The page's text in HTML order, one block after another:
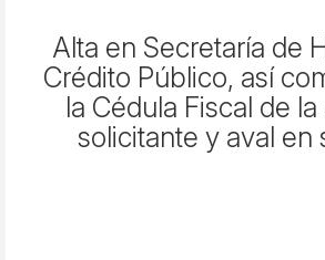
Alta en Secretaría de
Crédito Público, así
la Cédula Fiscal de
solicitante y aval en